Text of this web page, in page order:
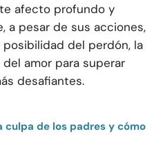
afecto profundo y
a pesar de sus acciones,
del perdón, la
amor para superar
desafiantes.
culpa de los padres y cómo